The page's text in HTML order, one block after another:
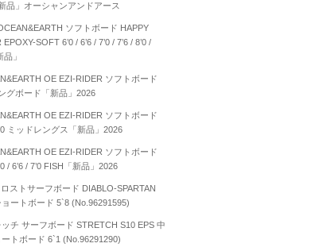
品」オーシャンアンドアース
ソフトボード HAPPY
SOFT 6’0 / 6’6 / 7’0 / 7’6 / 8’0 /
品」
OE EZI-RIDER ソフトボード
グボード「新品」2026
OE EZI-RIDER ソフトボード
ミッドレングス「新品」2026
OE EZI-RIDER ソフトボード
/ 6’6 / 7’0 FISH「新品」2026
ストサーフボード DIABLO-SPARTAN
ートボード 5`8 (No.96291595)
ッチ サーフボード STRETCH S10 EPS 中
トボード 6`1 (No.96291290)